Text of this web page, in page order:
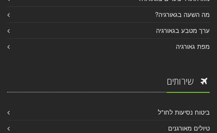
מה השעה בגאורגיה?
ערך מטבע בגאורגיה
מפת גאורגיה
שירותים
ביטוח נסיעות לחו"ל
טיולים מאורגנים